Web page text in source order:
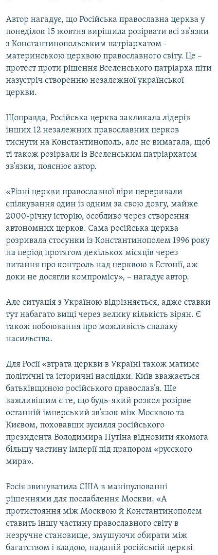
Автор нагадує, що Російська православна церква у
понеділок 15 жовтня вирішила розірвати всі зв’язки
з Константинопольським патріархатом –
материнською церквою православного світу. Це –
протест проти рішення Вселенського патріарха піти
назустріч створенню незалежної української
церкви.
Щоправда, Російська церква закликала лідерів
інших 12 незалежних православних церков
тиснути на Константинополь, але не вимагала, щоб
ті також розірвали із Вселенським патріархатом
зв’язки, пояснює автор.
«Різні церкви православної віри переривали
спілкування один із одним за свою довгу, майже
2000-річну історію, особливо через створення
автономних церков. Сама російська церква
розривала стосунки із Константинополем 1996 року
на період протягом декількох місяців через
питання про контроль над церквою в Естонії, аж
доки не досягли компромісу», – нагадує автор.
Але ситуація з Україною відрізняється, адже ставки
тут набагато вищі через велику кількість вірян. Є
також побоювання про можливість спалаху
насильства.
Для Росії «втрата церкви в Україні також матиме
політичні та історичні наслідки. Київ вважається
батьківщиною російського православ’я. Ще
важливішим є те, що будь-який розкол розірве
останній імперський зв’язок між Москвою та
Києвом, поховавши зусилля російського
президента Володимира Путіна відновити якомога
більшу частину імперії під прапором «русского
мира».
Росія звинуватила США в маніпулюванні
рішеннями для послаблення Москви. «А
протистояння між Москвою й Константинополем
ставить іншу частину православного світу в
незручне становище, змушуючи обирати між
багатством і владою, наданій російській церкві